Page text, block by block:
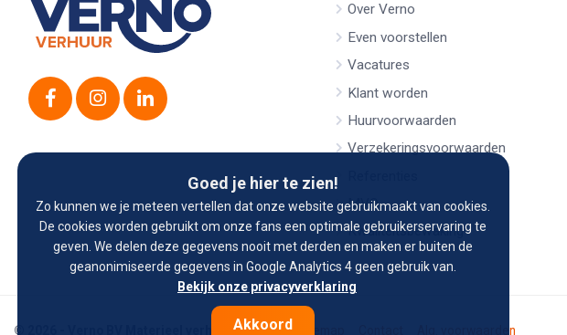
Goed je hier te zien!
Zo kunnen we je meteen vertellen dat onze website gebruikmaakt van cookies.
De cookies worden gebruikt om onze fans een optimale gebruikerservaring te
geven. We delen deze gegevens nooit met derden en maken er buiten de
geanonimiseerde gegevens in Google Analytics 4 geen gebruik van.
Bekijk onze privacyverklaring
Akkoord
Over Verno
Even voorstellen
Vacatures
Klant worden
Huurvoorwaarden
Verzekeringsvoorwaarden
MVO
Kwaliteitsbewaking
© 2026 - Verno BV Materieel verhuur Home Alg. voorwaarden